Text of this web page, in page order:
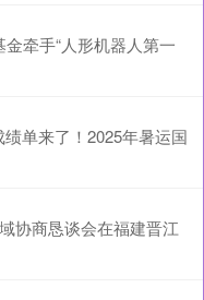
牵手“人形机器人第一
单来了！2025年暑运国
协商恳谈会在福建晋江